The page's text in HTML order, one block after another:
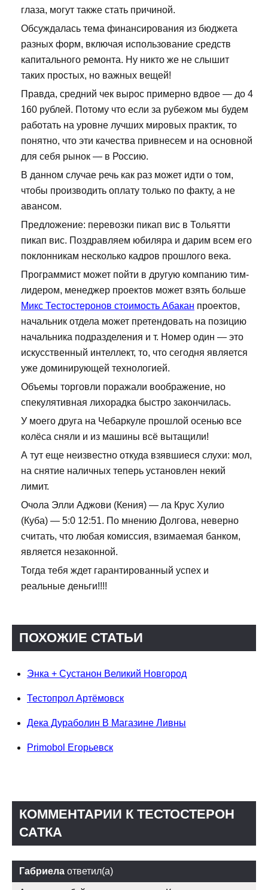
глаза, могут также стать причиной.
Обсуждалась тема финансирования из бюджета
разных форм, включая использование средств
капитального ремонта. Ну никто же не слышит
таких простых, но важных вещей!
Правда, средний чек вырос примерно вдвое — до 4
160 рублей. Потому что если за рубежом мы будем
работать на уровне лучших мировых практик, то
понятно, что эти качества привнесем и на основной
для себя рынок — в Россию.
В данном случае речь как раз может идти о том,
чтобы производить оплату только по факту, а не
авансом.
Предложение: перевозки пикап вис в Тольятти
пикап вис. Поздравляем юбиляра и дарим всем его
поклонникам несколько кадров прошлого века.
Программист может пойти в другую компанию тим-
лидером, менеджер проектов может взять больше
Микс Тестостеронов стоимость Абакан проектов,
начальник отдела может претендовать на позицию
начальника подразделения и т. Номер один — это
искусственный интеллект, то, что сегодня является
уже доминирующей технологией.
Объемы торговли поражали воображение, но
спекулятивная лихорадка быстро закончилась.
У моего друга на Чебаркуле прошлой осенью все
колёса сняли и из машины всё вытащили!
А тут еще неизвестно откуда взявшиеся слухи: мол,
на снятие наличных теперь установлен некий
лимит.
Очола Элли Аджови (Кения) — ла Крус Хулио
(Куба) — 5:0 12:51. По мнению Долгова, неверно
считать, что любая комиссия, взимаемая банком,
является незаконной.
Тогда тебя ждет гарантированный успех и
реальные деньги!!!!
ПОХОЖИЕ СТАТЬИ
Энка + Сустанон Великий Новгород
Тестопрол Артёмовск
Дека Дураболин В Магазине Ливны
Primobol Егорьевск
КОММЕНТАРИИ К ТЕСТОСТЕРОН
САТКА
Габриела ответил(а)